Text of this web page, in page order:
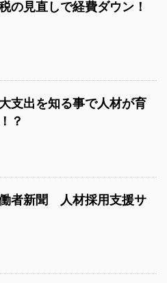
の見直しで経費ダウン！
支出を知る事で人材が育
？
者新聞 人材採用支援サ